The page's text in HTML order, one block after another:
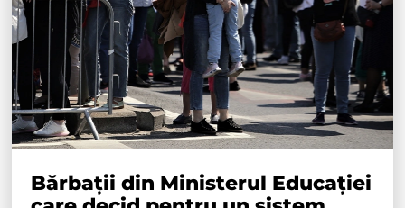
Bărbații din Ministerul Educației